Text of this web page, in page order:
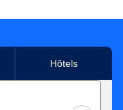
Hôtels